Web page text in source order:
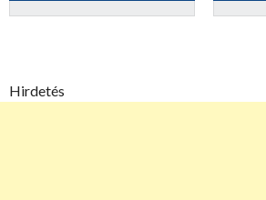
Hirdetés